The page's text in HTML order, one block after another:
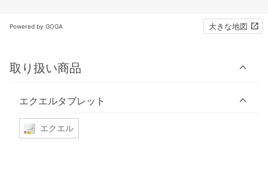
Powered by GOGA 大きな地図
取り扱い商品
エクエルタブレット
エクエル